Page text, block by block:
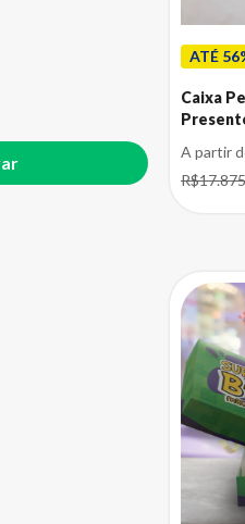
ATÉ
Caixa
A partir